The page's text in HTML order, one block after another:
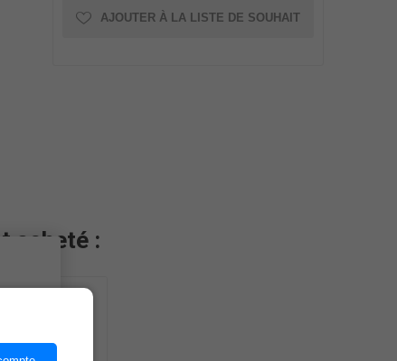
AJOUTER À LA LISTE DE SOUHAIT
acheté :